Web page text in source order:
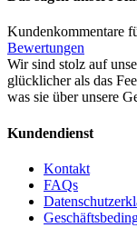
Kundenkommentare
Bewertungen
Wir sind stolz auf
glücklicher als das
was sie über unsere
Kundendienst
Kontakt
FAQs